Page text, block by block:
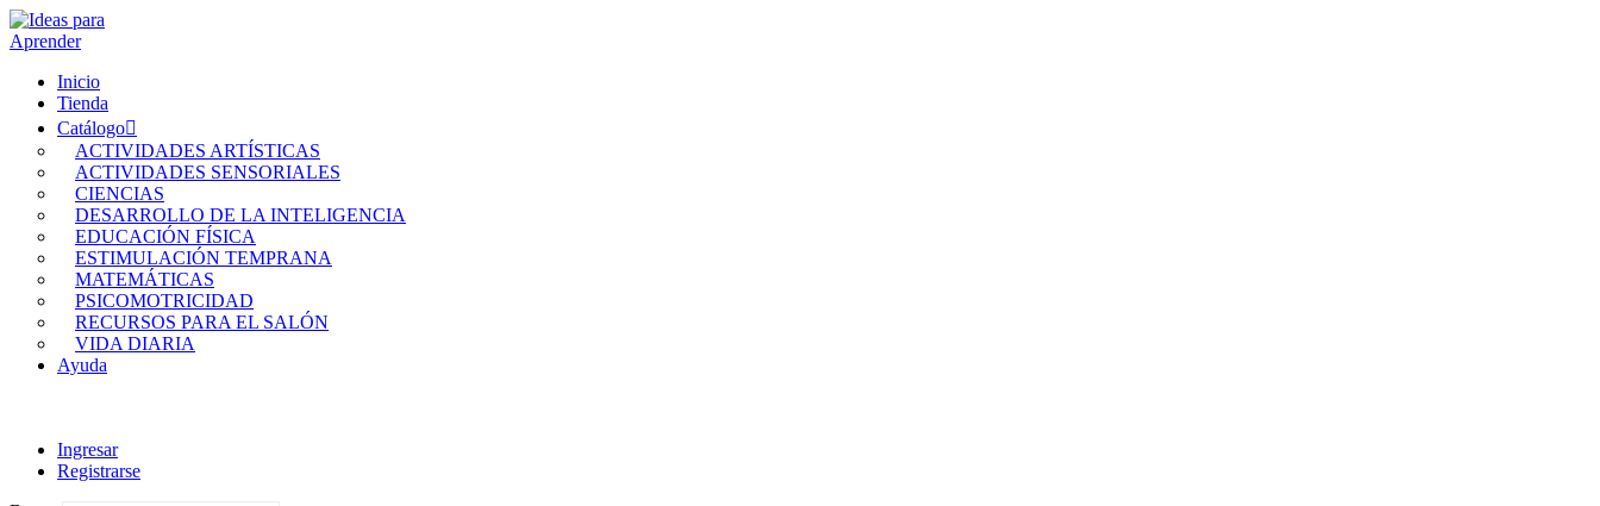
Inicio
Tienda
Catálogo
ACTIVIDADES ARTÍSTICAS
ACTIVIDADES SENSORIALES
CIENCIAS
DESARROLLO DE LA INTELIGENCIA
EDUCACIÓN FÍSICA
ESTIMULACIÓN TEMPRANA
MATEMÁTICAS
PSICOMOTRICIDAD
RECURSOS PARA EL SALÓN
VIDA DIARIA
Ayuda
Ingresar
Registrarse